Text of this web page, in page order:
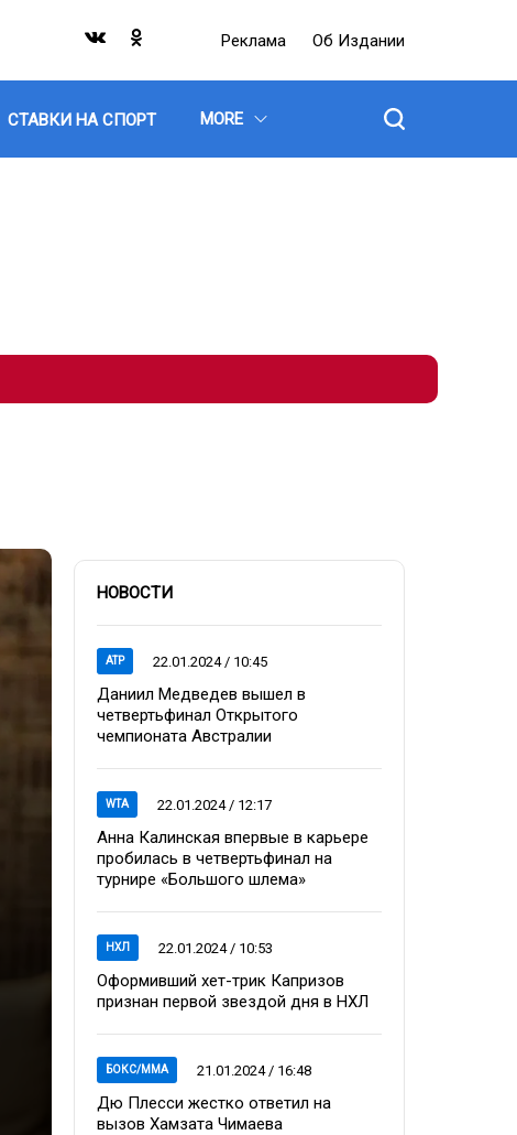
Реклама Об Издании
СТАВКИ НА СПОРТ MORE
НОВОСТИ
ATP 22.01.2024 / 10:45
Даниил Медведев вышел в
четвертьфинал Открытого
чемпионата Австралии
WTA 22.01.2024 / 12:17
Анна Калинская впервые в карьере
пробилась в четвертьфинал на
турнире «Большого шлема»
НХЛ 22.01.2024 / 10:53
Оформивший хет-трик Капризов
признан первой звездой дня в НХЛ
БОКС/ММА 21.01.2024 / 16:48
Дю Плесси жестко ответил на
вызов Хамзата Чимаева